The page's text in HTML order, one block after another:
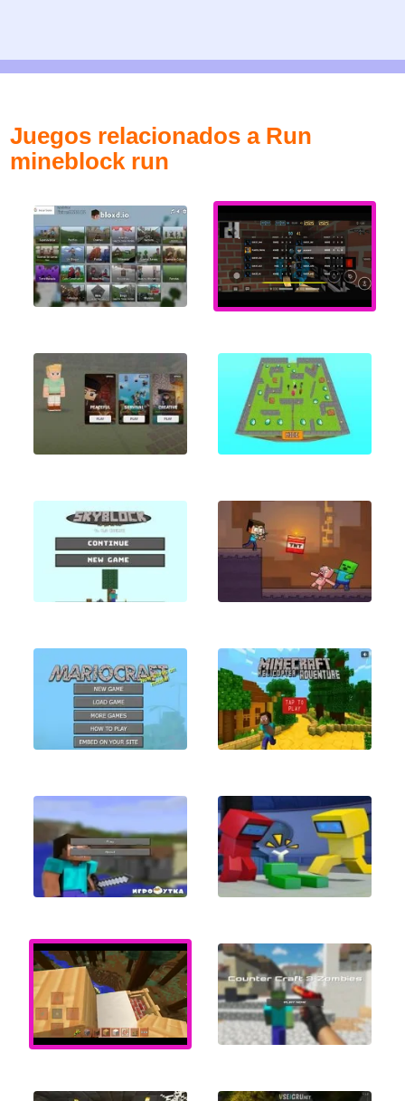
Juegos relacionados a Run
mineblock run